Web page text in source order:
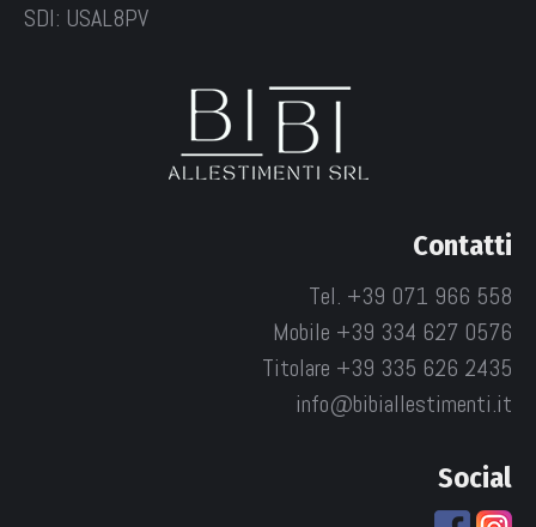
SDI: USAL8PV
Contatti
Tel. +39 071 966 558
Mobile +39 334 627 0576
Titolare +39 335 626 2435
info@bibiallestimenti.it
Social